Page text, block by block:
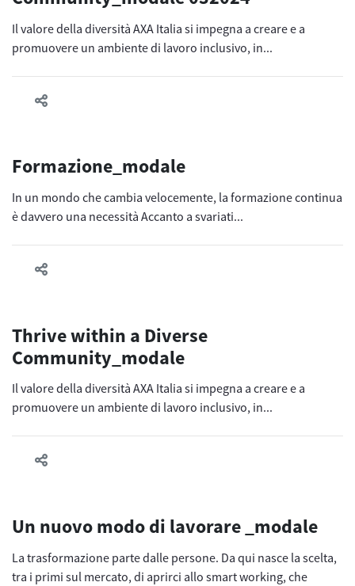
Il valore della diversità AXA Italia si impegna a creare e a
promuovere un ambiente di lavoro inclusivo, in...
Formazione_modale
In un mondo che cambia velocemente, la formazione continua
è davvero una necessità Accanto a svariati...
Thrive within a Diverse
Community_modale
Il valore della diversità AXA Italia si impegna a creare e a
promuovere un ambiente di lavoro inclusivo, in...
Un nuovo modo di lavorare _modale
La trasformazione parte dalle persone. Da qui nasce la scelta,
tra i primi sul mercato, di aprirci allo smart working, che